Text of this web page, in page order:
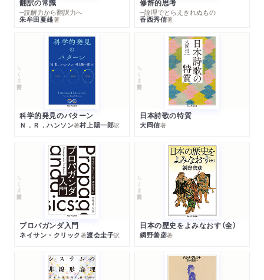
─読解力から翻訳力へ
朱牟田夏雄著
─論理でとらえきれぬもの
香西秀信著
ちくま学芸文庫
科学的発見のパターン
Ｎ．Ｒ．ハンソン著村上陽一郎訳
ちくま学芸文庫
日本詩歌の特質
大岡信著
ちくま学芸文庫
プロパガンダ入門
ネイサン・クリック著渡会圭子訳
ちくま学芸文庫
日本の歴史をよみなおす（全）
網野善彦著